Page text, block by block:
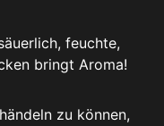
feuchte,
bringt Aroma!
zu können,